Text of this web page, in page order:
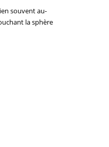
souvent au-
la sphère